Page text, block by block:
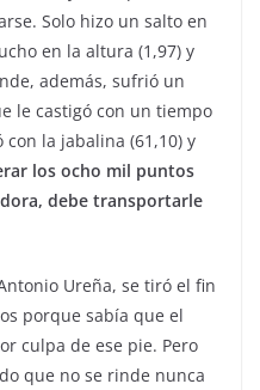
Solo hizo un salto en
en la altura (1,97) y
además, sufrió un
le castigó con un tiempo
la jabalina (61,10) y
los ocho mil puntos
debe transportarle
Ureña, se tiró el fin
porque sabía que el
culpa de ese pie. Pero
que no se rinde nunca